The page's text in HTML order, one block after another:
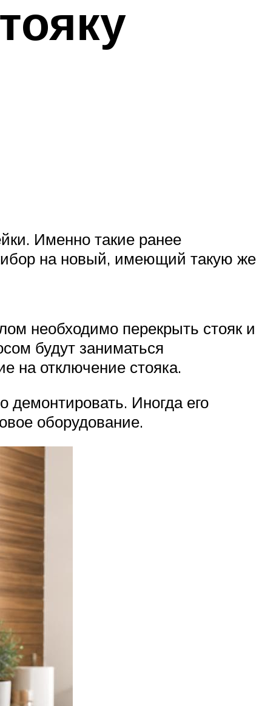
Именно такие ранее
на новый, имеющий такую же
необходимо перекрыть стояк и
будут заниматься
на отключение стояка.
демонтировать. Иногда его
оборудование.